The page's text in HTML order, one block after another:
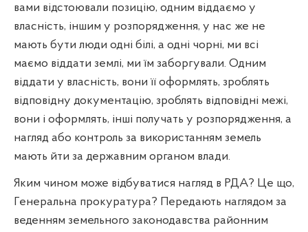
вами відстоювали позицію, одним віддаємо у
власність, іншим у розпорядження, у нас же не
мають бути люди одні білі, а одні чорні, ми всі
маємо віддати землі, ми їм заборгували. Одним
віддати у власність, вони її оформлять, зроблять
відповідну документацію, зроблять відповідні межі,
вони і оформлять, інші получать у розпорядження, а
нагляд або контроль за використанням земель
мають йти за державним органом влади.
Яким чином може відбуватися нагляд в РДА? Це що,
Генеральна прокуратура? Передають наглядом за
веденням земельного законодавства районним